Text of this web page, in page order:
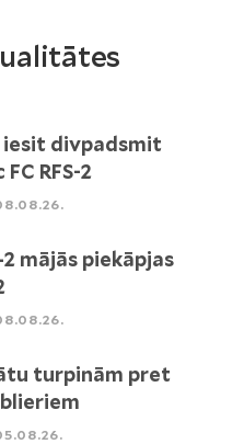
iesit divpadsmit
RFS-2
mājās piekāpjas
turpinām pret